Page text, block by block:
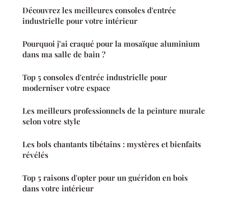
Découvrez les meilleures consoles d'entrée
industrielle pour votre intérieur
Pourquoi j’ai craqué pour la mosaïque aluminium
dans ma salle de bain ?
Top 5 consoles d'entrée industrielle pour
moderniser votre espace
Les meilleurs professionnels de la peinture murale
selon votre style
Les bols chantants tibétains : mystères et bienfaits
révélés
Top 5 raisons d'opter pour un guéridon en bois
dans votre intérieur